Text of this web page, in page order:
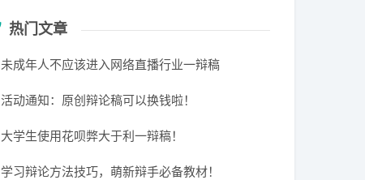
热门文章
未成年人不应该进入网络直播行业一辩稿
活动通知：原创辩论稿可以换钱啦！
大学生使用花呗弊大于利一辩稿！
学习辩论方法技巧，萌新辩手必备教材！